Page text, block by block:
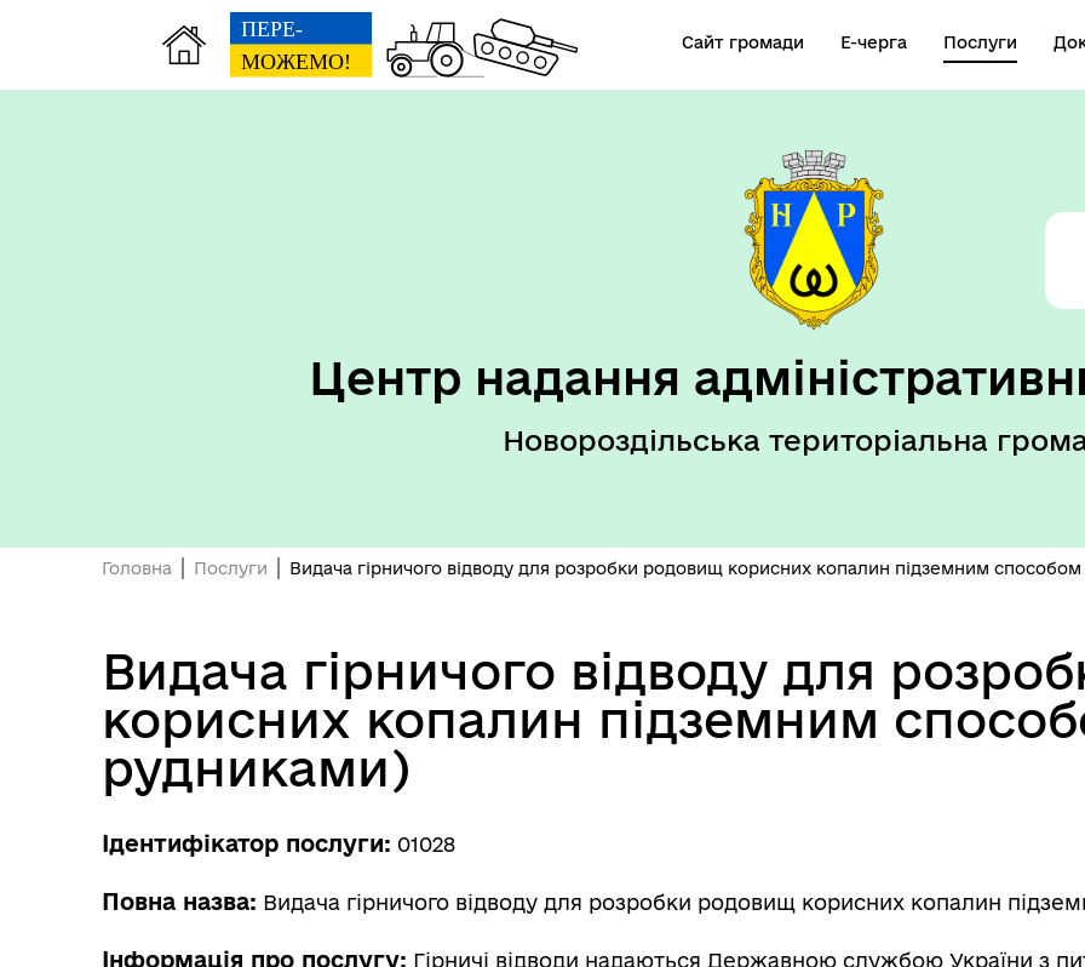
Сайт громади Е-черга Послуги
Центр надання
Новороздільська територіальна
Головна Послуги Видача гірничого відводу для розробки родовищ корисних копалин підземним
Видача гірничого відводу для
корисних копалин підземним
рудниками)
Ідентифікатор послуги: 01028
Повна назва: Видача гірничого відводу для розробки родовищ корисних копалин
Інформація про послугу: Гірничі відводи надаються Державною службою України з